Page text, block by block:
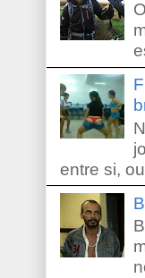
entre si,